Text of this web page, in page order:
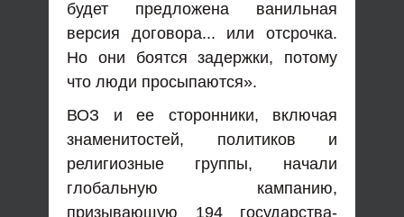
будет предложена ванильная
версия договора... или отсрочка.
Но они боятся задержки, потому
что люди просыпаются».
ВОЗ и ее сторонники, включая
знаменитостей, политиков и
религиозные группы, начали
глобальную кампанию,
призывающую 194 государства-